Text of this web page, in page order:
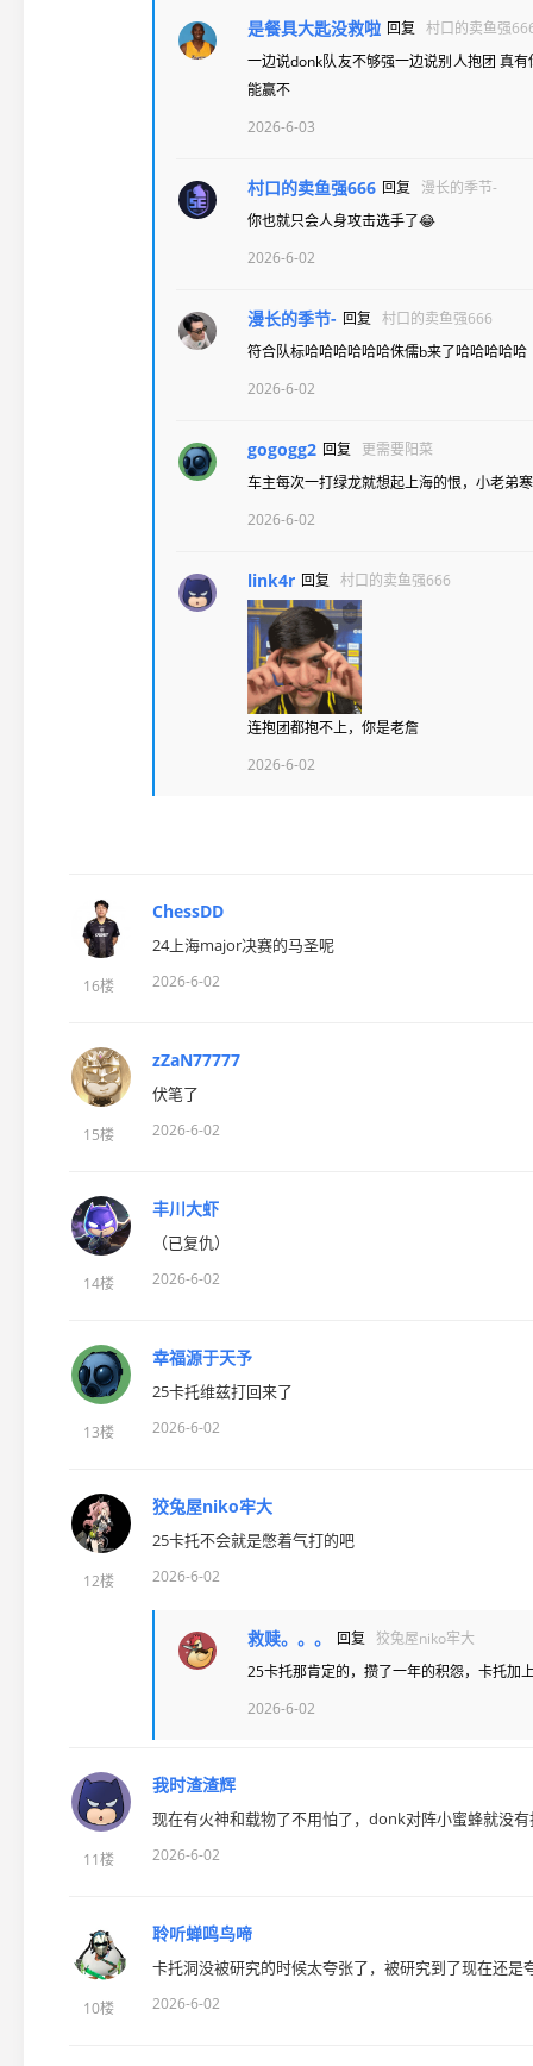
是餐具大匙没救啦 回复 村口的卖鱼强
一边说donk队友不够强一边说别人抱团 真
能赢不
2026-6-03
村口的卖鱼强666 回复
漫长的季节-
你也就只会人身攻击选手了😂
2026-6-02
漫长的季节- 回复 村口的卖鱼强666
符合队标哈哈哈哈哈哈侏儒b来了哈哈哈哈哈
2026-6-02
gogogg2 回复
更需要阳菜
车主每次一打绿龙就想起上海的恨，小老弟
2026-6-02
link4r 回复 村口的卖鱼强666
连抱团都抱不上，你是老詹
2026-6-02
16楼
ChessDD
24上海major决赛的马圣呢
2026-6-02
15楼
zZaN77777
伏笔了
2026-6-02
14楼
丰川大虾
（已复仇）
2026-6-02
13楼
幸福源于天予
25卡托维兹打回来了
2026-6-02
12楼
狡兔屋niko牢大
25卡托不会就是憋着气打的吧
2026-6-02
救赎。。。 回复
狡兔屋niko牢大
25卡托那肯定的，攒了一年的积怨，卡托加
2026-6-02
11楼
我时渣渣辉
现在有火神和载物了不用怕了，donk对阵小蜜蜂就没
2026-6-02
10楼
聆听蝉鸣鸟啼
卡托洞没被研究的时候太夸张了，被研究到了现在还是
2026-6-02